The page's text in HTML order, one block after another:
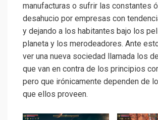
manufacturas o sufrir las constantes
desahucio por empresas con
y dejando a los habitantes bajo los
planeta y los merodeadores. Ante
ver una nueva sociedad llamada los
que van en contra de los principios
pero que irónicamente dependen de
que ellos proveen.